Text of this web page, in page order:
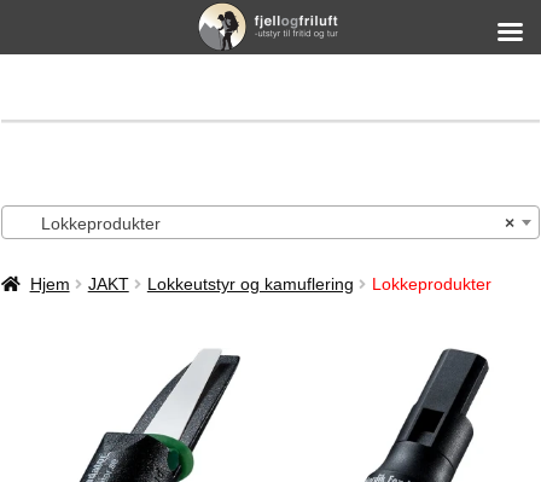
×
Lokkeprodukter
Hjem JAKT Lokkeutstyr og kamuflering Lokkeprodukter